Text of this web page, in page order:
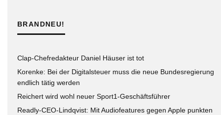
BRANDNEU!
Clap-Chefredakteur Daniel Häuser ist tot
Korenke: Bei der Digitalsteuer muss die neue Bundesregierung
endlich tätig werden
Reichert wird wohl neuer Sport1-Geschäftsführer
Readly-CEO-Lindqvist: Mit Audiofeatures gegen Apple punkten